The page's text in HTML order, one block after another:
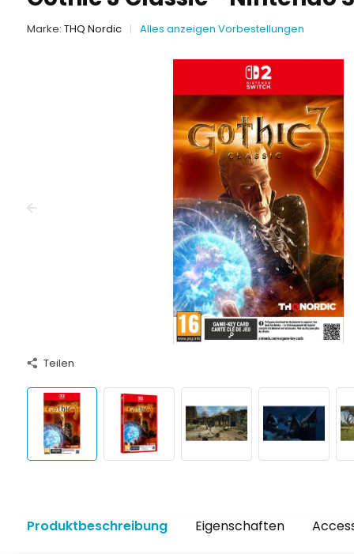
Marke: THQ Nordic Alles anzeigen Vorbestellungen
Teilen
Produktbeschreibung Eigenschaften